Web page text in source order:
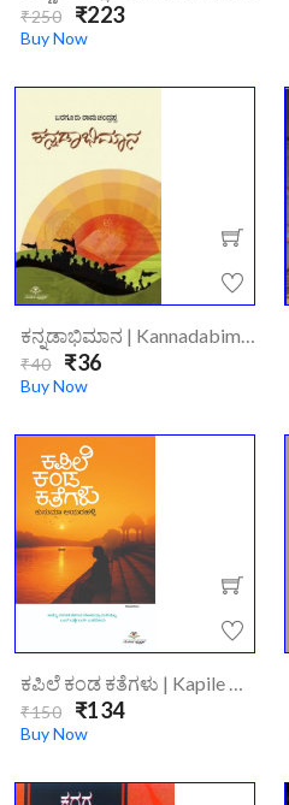
₹250 ₹223
Buy Now
ಕನ್ನಡಾಭಿಮಾನ | Kannadabimani
₹40₹36
Buy Now
ಕಪಿಲೆ ಕಂಡ ಕತೆಗಳು | Kapile Kanda Kathegalu
₹150 ₹134
Buy Now